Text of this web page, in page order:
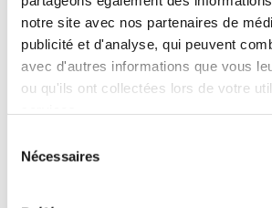
notre site avec nos partenaires de
publicité et d'analyse, qui peuvent
avec d'autres informations que vous
ou qu'ils ont collectées lors de votre
Nécessaires
aidant les auditeurs à accéder
segments pertinents sans écouter
l’épisode.
pour les